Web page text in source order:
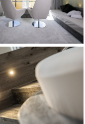
di relax profondo,